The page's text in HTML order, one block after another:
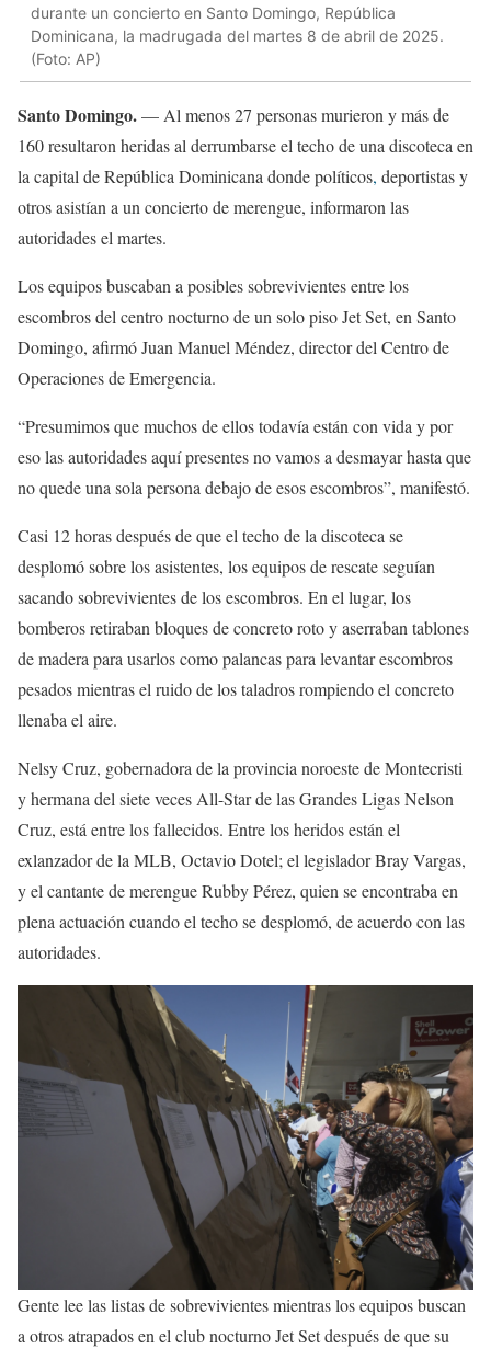
durante un concierto en Santo Domingo, República
Dominicana, la madrugada del martes 8 de abril de 2025.
(Foto: AP)
Santo Domingo.— Al menos 27 personas murieron y más de
160 resultaron heridas al derrumbarse el techo de una discoteca en
la capital de República Dominicana donde políticos, deportistas y
otros asistían a un concierto de merengue, informaron las
autoridades el martes.
Los equipos buscaban a posibles sobrevivientes entre los
escombros del centro nocturno de un solo piso Jet Set, en Santo
Domingo, afirmó Juan Manuel Méndez, director del Centro de
Operaciones de Emergencia.
“Presumimos que muchos de ellos todavía están con vida y por
eso las autoridades aquí presentes no vamos a desmayar hasta que
no quede una sola persona debajo de esos escombros”, manifestó.
Casi 12 horas después de que el techo de la discoteca se
desplomó sobre los asistentes, los equipos de rescate seguían
sacando sobrevivientes de los escombros. En el lugar, los
bomberos retiraban bloques de concreto roto y aserraban tablones
de madera para usarlos como palancas para levantar escombros
pesados mientras el ruido de los taladros rompiendo el concreto
llenaba el aire.
Nelsy Cruz, gobernadora de la provincia noroeste de Montecristi
y hermana del siete veces All-Star de las Grandes Ligas Nelson
Cruz, está entre los fallecidos. Entre los heridos están el
exlanzador de la MLB, Octavio Dotel; el legislador Bray Vargas,
y el cantante de merengue Rubby Pérez, quien se encontraba en
plena actuación cuando el techo se desplomó, de acuerdo con las
autoridades.
Gente lee las listas de sobrevivientes mientras los equipos buscan
a otros atrapados en el club nocturno Jet Set después de que su